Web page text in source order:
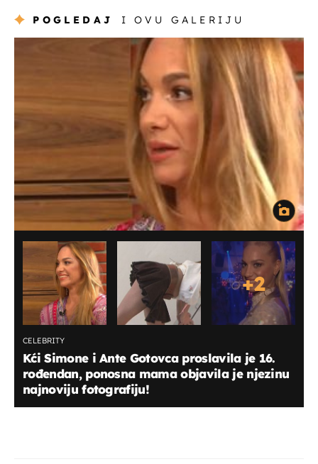
POGLEDAJ I OVU GALERIJU
+2
CELEBRITY
Kći Simone i Ante Gotovca proslavila je 16.
rođendan, ponosna mama objavila je njezinu
najnoviju fotografiju!